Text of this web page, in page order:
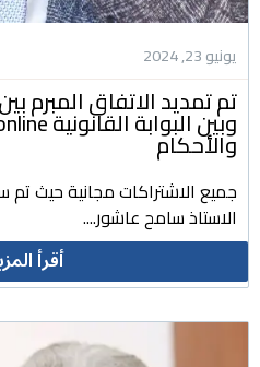
يونيو 23, 2024
تم تمديد الاتفاق المبرم
والأحكام
جميع الاشتراكات مجانية حيث تم
الاستاذ سامح عاشور....
أقرأ